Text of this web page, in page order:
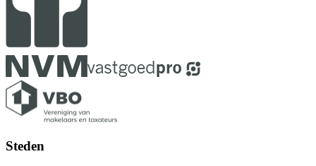
Steden